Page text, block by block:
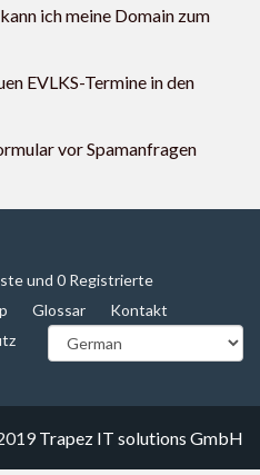
ich meine Domain zum
EVLKS-Termine in den
vor Spamanfragen
und 0 Registrierte
Glossar
Kontakt
Trapez IT solutions GmbH